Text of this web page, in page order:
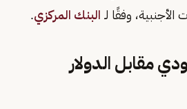
البنك المركزي.
مقابل الدولار